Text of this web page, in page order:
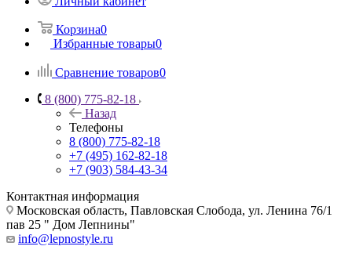
Корзина0
Избранные товары0
Сравнение товаров0
8 (800) 775-82-18
Назад
Телефоны
8 (800) 775-82-18
+7 (495) 162-82-18
+7 (903) 584-43-34
Контактная информация
Московская область, Павловская Слобода, ул. Ленина 76/1
пав 25 " Дом Лепнины"
info@lepnostyle.ru